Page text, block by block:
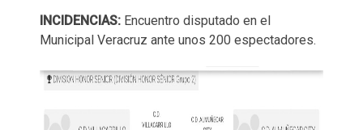
INCIDENCIAS: Encuentro disputado en el
Municipal Veracruz ante unos 200 espectadores.